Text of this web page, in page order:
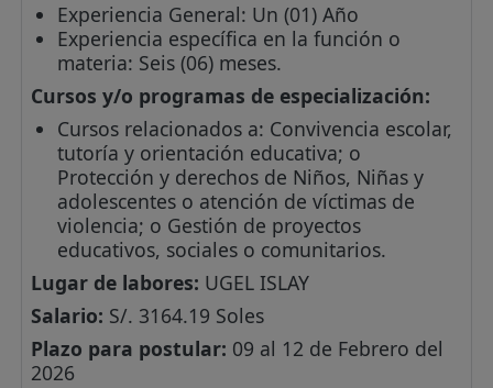
Experiencia General: Un (01) Año
Experiencia específica en la función o
materia: Seis (06) meses.
Cursos y/o programas de especialización:
Cursos relacionados a: Convivencia escolar,
tutoría y orientación educativa; o
Protección y derechos de Niños, Niñas y
adolescentes o atención de víctimas de
violencia; o Gestión de proyectos
educativos, sociales o comunitarios.
Lugar de labores: UGEL ISLAY
Salario: S/. 3164.19 Soles
Plazo para postular: 09 al 12 de Febrero del
2026